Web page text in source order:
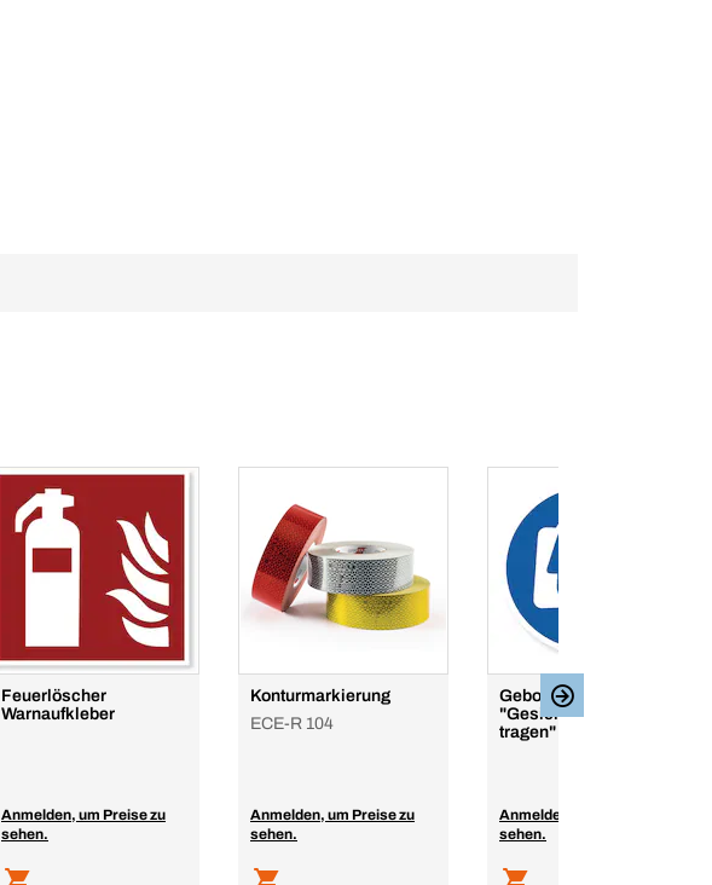
Feuerlöscher
Warnaufkleber
Anmelden, um Preise zu
sehen.
Konturmarkierung
ECE-R 104
Anmelden, um Preise zu
sehen.
Gebotsschild
"Gesichtsschutzschild
tragen"
Anmelden, um Preise zu
sehen.